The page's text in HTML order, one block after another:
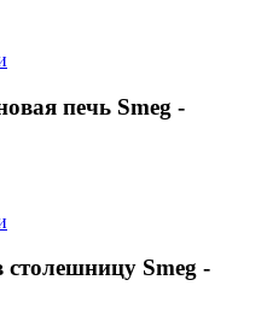
печь Smeg -
Smeg -